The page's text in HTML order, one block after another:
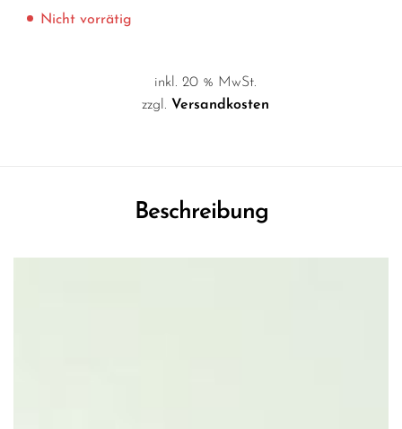
Nicht vorrätig
inkl. 20 % MwSt.
zzgl. Versandkosten
Beschreibung